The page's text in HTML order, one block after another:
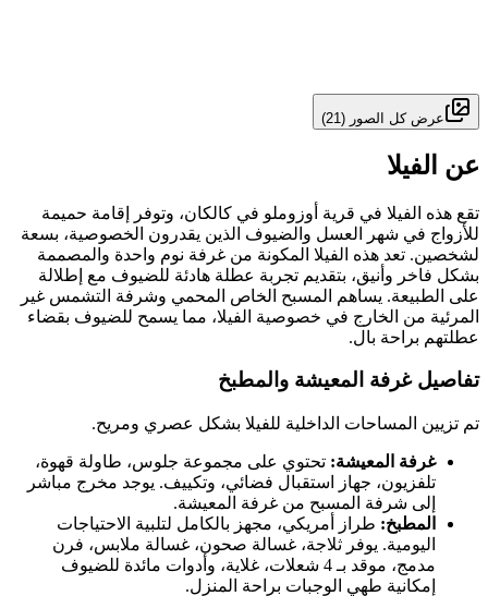
عرض كل الصور (
21
)
عن الفيلا
تقع هذه الفيلا في قرية أوزوملو في كالكان، وتوفر إقامة حميمة
للأزواج في شهر العسل والضيوف الذين يقدرون الخصوصية، بسعة
لشخصين. تعد هذه الفيلا المكونة من غرفة نوم واحدة والمصممة
بشكل فاخر وأنيق، بتقديم تجربة عطلة هادئة للضيوف مع إطلالة
على الطبيعة. يساهم المسبح الخاص المحمي وشرفة التشمس غير
المرئية من الخارج في خصوصية الفيلا، مما يسمح للضيوف بقضاء
عطلتهم براحة بال.
تفاصيل غرفة المعيشة والمطبخ
تم تزيين المساحات الداخلية للفيلا بشكل عصري ومريح.
غرفة المعيشة: تحتوي على مجموعة جلوس، طاولة قهوة،
تلفزيون، جهاز استقبال فضائي، وتكييف. يوجد مخرج مباشر
إلى شرفة المسبح من غرفة المعيشة.
المطبخ: طراز أمريكي، مجهز بالكامل لتلبية الاحتياجات
اليومية. يوفر ثلاجة، غسالة صحون، غسالة ملابس، فرن
مدمج، موقد بـ 4 شعلات، غلاية، وأدوات مائدة للضيوف
إمكانية طهي الوجبات براحة المنزل.